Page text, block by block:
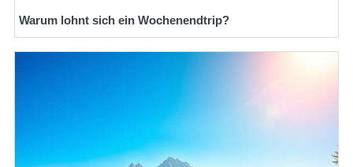
Warum lohnt sich ein Wochenendtrip?